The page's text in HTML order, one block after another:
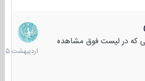
در لیست فوق مشاهده
27
1405